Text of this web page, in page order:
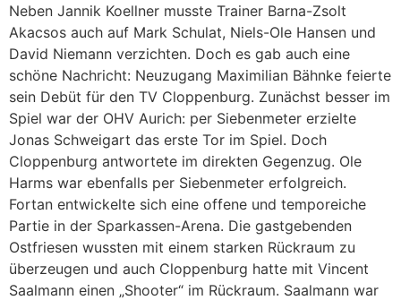
Neben Jannik Koellner musste Trainer Barna-Zsolt
Akacsos auch auf Mark Schulat, Niels-Ole Hansen und
David Niemann verzichten. Doch es gab auch eine
schöne Nachricht: Neuzugang Maximilian Bähnke feierte
sein Debüt für den TV Cloppenburg. Zunächst besser im
Spiel war der OHV Aurich: per Siebenmeter erzielte
Jonas Schweigart das erste Tor im Spiel. Doch
Cloppenburg antwortete im direkten Gegenzug. Ole
Harms war ebenfalls per Siebenmeter erfolgreich.
Fortan entwickelte sich eine offene und temporeiche
Partie in der Sparkassen-Arena. Die gastgebenden
Ostfriesen wussten mit einem starken Rückraum zu
überzeugen und auch Cloppenburg hatte mit Vincent
Saalmann einen „Shooter“ im Rückraum. Saalmann war